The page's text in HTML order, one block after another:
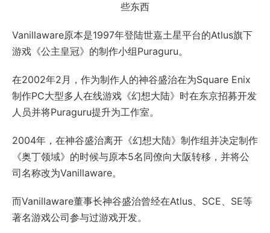
些东西
Vanillaware原本是1997年登陆世嘉土星平台的Atlus旗下
游戏《公主皇冠》的制作小组Puraguru。
在2002年2月，作为制作人的神谷盛治在为Square Enix
制作PC大型多人在线游戏《幻想大陆》时在东京招募开发
人员并将Puraguru提升为工作室。
2004年，在神谷盛治离开《幻想大陆》制作组并决定制作
《奥丁领域》的时候与原本5名同僚向大阪转移，并将公
司名称改为Vanillaware。
而Vanillaware董事长神谷盛治曾经在Atlus、SCE、SE等
著名游戏公司参与过游戏开发。